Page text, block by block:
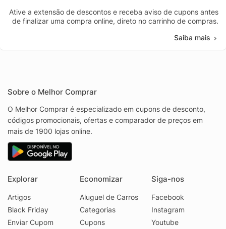
Ative a extensão de descontos e receba aviso de cupons antes
de finalizar uma compra online, direto no carrinho de compras.
Saiba mais
Sobre o Melhor Comprar
O Melhor Comprar é especializado em cupons de desconto,
códigos promocionais, ofertas e comparador de preços em
mais de 1900 lojas online.
Explorar
Artigos
Black Friday
Enviar Cupom
Economizar
Aluguel de Carros
Categorias
Cupons
Siga-nos
Facebook
Instagram
Youtube